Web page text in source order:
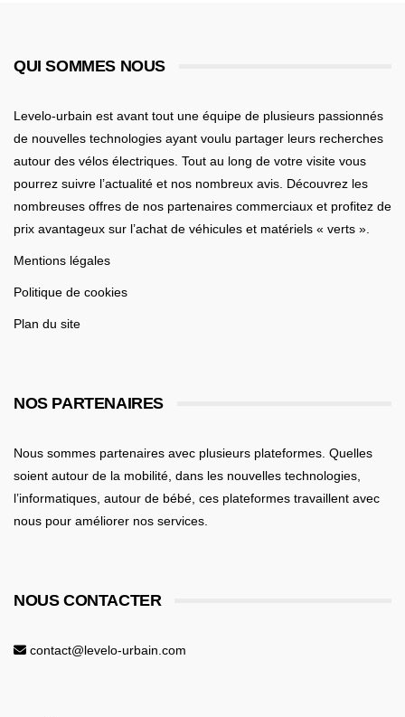
QUI SOMMES NOUS
Levelo-urbain est avant tout une équipe de plusieurs passionnés
de nouvelles technologies ayant voulu partager leurs recherches
autour des vélos électriques. Tout au long de votre visite vous
pourrez suivre l’actualité et nos nombreux avis. Découvrez les
nombreuses offres de nos partenaires commerciaux et profitez de
prix avantageux sur l’achat de véhicules et matériels « verts ».
Mentions légales
Politique de cookies
Plan du site
NOS PARTENAIRES
Nous sommes partenaires avec plusieurs plateformes. Quelles
soient autour de la mobilité , dans les nouvelles technologies,
l’informatiques, autour de bébé , ces plateformes travaillent avec
nous pour améliorer nos services.
NOUS CONTACTER
contact@levelo-urbain.com